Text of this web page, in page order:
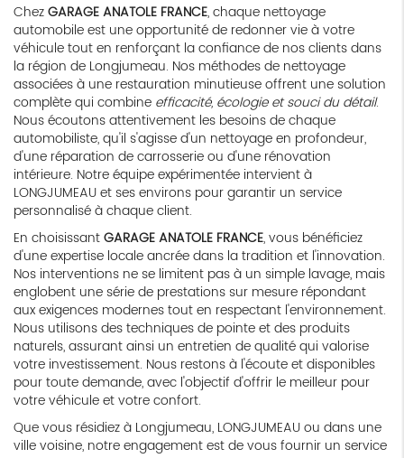
ChezGARAGE ANATOLE FRANCE, chaque nettoyage
automobile est une opportunité de redonner vie à votre
véhicule tout en renforçant la confiance de nos clients dans
la région de Longjumeau. Nos méthodes de nettoyage
associées à une restauration minutieuse offrent une solution
complète qui combine efficacité, écologie et souci du détail.
Nous écoutons attentivement les besoins de chaque
automobiliste, qu'il s'agisse d'un nettoyage en profondeur,
d'une réparation de carrosserie ou d'une rénovation
intérieure. Notre équipe expérimentée intervient à
LONGJUMEAU et ses environs pour garantir un service
personnalisé à chaque client.
En choisissantGARAGE ANATOLE FRANCE, vous bénéficiez
d'une expertise locale ancrée dans la tradition et l'innovation.
Nos interventions ne se limitent pas à un simple lavage, mais
englobent une série de prestations sur mesure répondant
aux exigences modernes tout en respectant l'environnement.
Nous utilisons des techniques de pointe et des produits
naturels, assurant ainsi un entretien de qualité qui valorise
votre investissement. Nous restons à l'écoute et disponibles
pour toute demande, avec l'objectif d'offrir le meilleur pour
votre véhicule et votre confort.
Que vous résidiez à Longjumeau, LONGJUMEAU ou dans une
ville voisine, notre engagement est de vous fournir un service